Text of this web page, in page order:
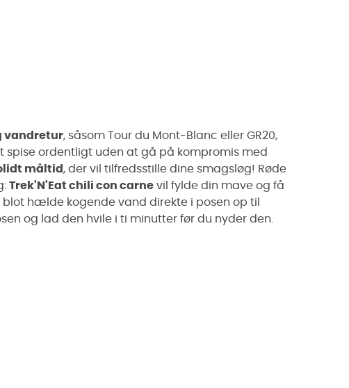
vandretur, såsom Tour du Mont-Blanc eller GR20,
spise ordentligt uden at gå på kompromis med
måltid , der vil tilfredsstille dine smagsløg! Røde
Trek'N'Eat chili con carne vil fylde din mave og få
hælde kogende vand direkte i posen op til
og lad den hvile i ti minutter før du nyder den.